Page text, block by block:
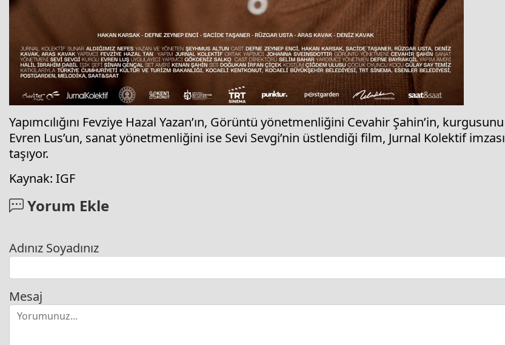
Yapımcılığını Fevziye Hazal Yazan’ın, Görüntü yönetmenliğini Cevahir Şahin’in, kurgusunu
Evren Lus’un, sanat yönetmenliğini ise Sevi Sevgi’nin üstlendiği film, Jurnal Kolektif imzası
taşıyor.
Kaynak: IGF
Yorum Ekle
Adınız Soyadınız
Mesaj